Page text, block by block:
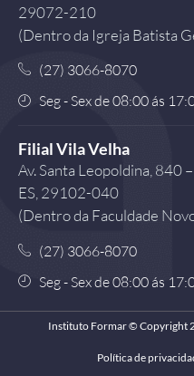
29072-210
(Dentro da Igreja Batista
(27) 3066-8070
Seg - Sex de 08:00 ás
Filial Vila Velha
Av. Santa Leopoldina, 840
ES, 29102-040
(Dentro da Faculdade
(27) 3066-8070
Seg - Sex de 08:00 ás
Instituto Formar © Copyright
Política de